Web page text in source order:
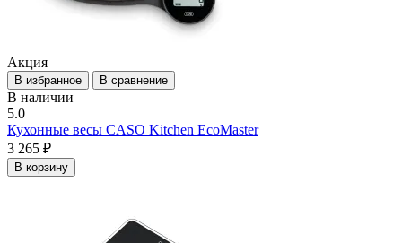
Акция
В избранное В сравнение
В наличии
5.0
Кухонные весы CASO Kitchen EcoMaster
3 265 ₽
В корзину